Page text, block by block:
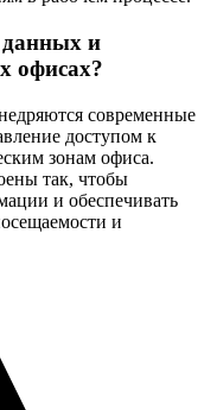
данных и
офисах?
современные
доступом к
зонам офиса.
так, чтобы
и обеспечивать
и